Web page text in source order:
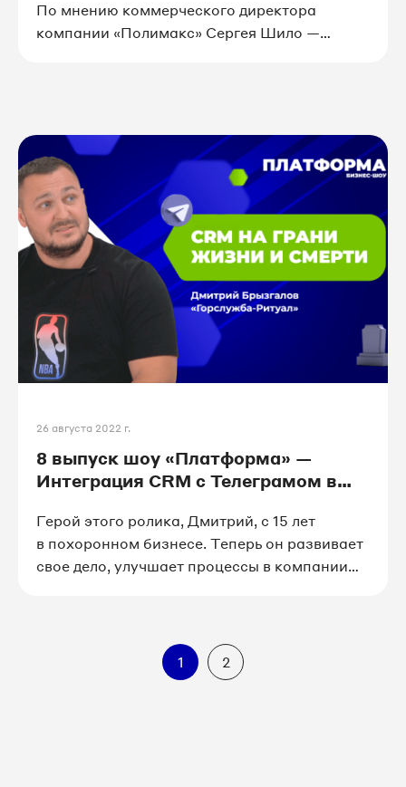
По мнению коммерческого директора
компании «Полимакс» Сергея Шило —
26 августа 2022 г.
8 выпуск шоу «Платформа» —
Интеграция CRM с Телеграмом в
Герой этого ролика, Дмитрий, с 15 лет
в похоронном бизнесе. Теперь он развивает
свое дело, улучшает процессы в компании
1 2